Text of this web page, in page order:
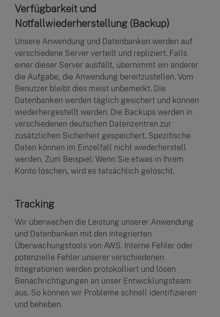
Verfügbarkeit und
Notfallwiederherstellung (Backup)
Unsere Anwendung und Datenbanken werden auf
verschiedene Server verteilt und repliziert. Falls
einer dieser Server ausfällt, übernimmt ein anderer
die Aufgabe, die Anwendung bereitzustellen. Vom
Benutzer bleibt dies meist unbemerkt. Die
Datenbanken werden täglich gesichert und können
wiederhergestellt werden. Die Backups werden in
verschiedenen deutschen Datenzentren zur
zusätzlichen Sicherheit gespeichert. Spezifische
Daten können im Einzelfall nicht wiederherstell
werden. Zum Beispiel: Wenn Sie etwas in Ihrem
Konto löschen, wird es tatsächlich gelöscht.
Tracking
Wir überwachen die Leistung unserer Anwendung
und Datenbanken mit den integrierten
Überwachungstools von AWS. Interne Fehler oder
potenzielle Fehler unserer verschiedenen
Integrationen werden protokolliert und lösen
Benachrichtigungen an unser Entwicklungsteam
aus. So können wir Probleme schnell identifizieren
und beheben.